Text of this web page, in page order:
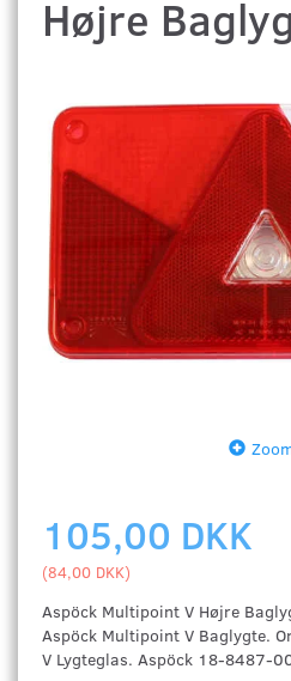
Højre
105,00 DKK
(84,00 DKK)
Aspöck Multipoint V Højre
Aspöck Multipoint V Baglygte.
V Lygteglas. Aspöck 18-8487-